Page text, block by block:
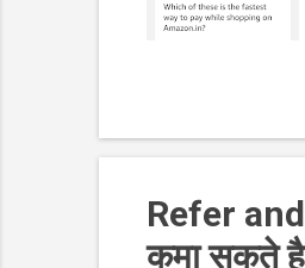
Refer
कमा सकते है